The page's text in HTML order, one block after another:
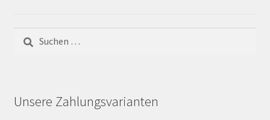
Suchen
nach:
Unsere Zahlungsvarianten